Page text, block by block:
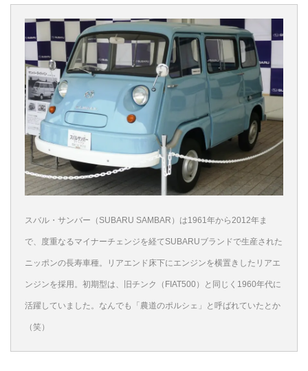
スバル・サンバー（SUBARU SAMBAR）は1961年から2012年ま
で、度重なるマイナーチェンジを経てSUBARUブランドで生産された
ニッポンの長寿車種。リアエンド床下にエンジンを横置きしたリアエ
ンジンを採用。初期型は、旧チンク（FIAT500）と同じく1960年代に
活躍していました。なんでも「農道のポルシェ」と呼ばれていたとか
（笑）